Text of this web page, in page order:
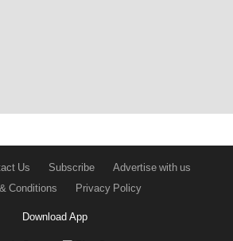
Us Subscribe
Advertise with us
Conditions
Privacy Policy
Download App